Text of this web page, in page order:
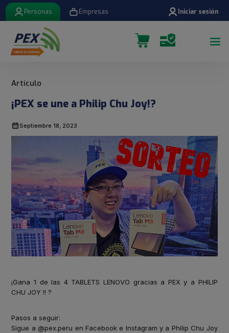
Personas Empresas Iniciar sesión
¡PEX se une a Philip Chu Joy!?
Septiembre 18, 2023
¡Gana 1 de las 4 TABLETS LENOVO gracias a PEX y a PHILIP
CHU JOY !! ?
Pasos a seguir:
Sigue a @pex.peru en Facebook e Instagram y a Philip Chu Joy